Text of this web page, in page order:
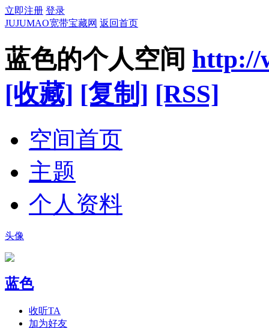
立即注册 登录
JUJUMAO宽带宝藏网 返回首页
蓝色的个人空间 http://
[收藏] [复制] [RSS]
空间首页
主题
个人资料
头像
蓝色
收听TA
加为好友